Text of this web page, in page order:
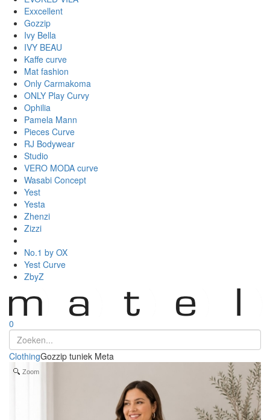
Exxcellent
Gozzip
Ivy Bella
IVY BEAU
Kaffe curve
Mat fashion
Only Carmakoma
ONLY Play Curvy
Ophilia
Pamela Mann
Pieces Curve
RJ Bodywear
Studio
VERO MODA curve
Wasabi Concept
Yest
Yesta
Zhenzi
Zizzi
No.1 by OX
Yest Curve
ZbyZ
0
ClothingGozzip tuniek Meta
Zoom